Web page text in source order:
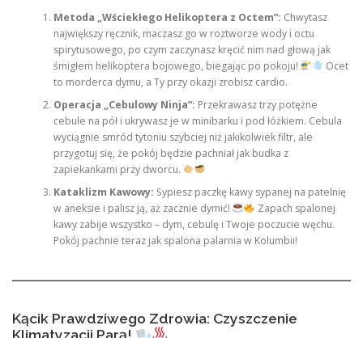
Metoda „Wściekłego Helikoptera z Octem”: Chwytasz
największy ręcznik, maczasz go w roztworze wody i octu
spirytusowego, po czym zaczynasz kręcić nim nad głową jak
śmigłem helikoptera bojowego, biegając po pokoju!
Ocet
to morderca dymu, a Ty przy okazji zrobisz cardio.
Operacja „Cebulowy Ninja”: Przekrawasz trzy potężne
cebule na pół i ukrywasz je w minibarku i pod łóżkiem. Cebula
wyciągnie smród tytoniu szybciej niż jakikolwiek filtr, ale
przygotuj się, że pokój będzie pachniał jak budka z
zapiekankami przy dworcu.
Kataklizm Kawowy: Sypiesz paczkę kawy sypanej na patelnię
w aneksie i palisz ją, aż zacznie dymić!
Zapach spalonej
kawy zabije wszystko – dym, cebulę i Twoje poczucie węchu.
Pokój pachnie teraz jak spalona palarnia w Kolumbii!
Kącik Prawdziwego Zdrowia: Czyszczenie
Klimatyzacji Parą!